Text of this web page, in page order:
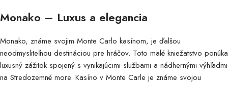
Monako – Luxus a elegancia
Monako, známe svojim Monte Carlo kasínom, je ďalšou
neodmysliteľnou destináciou pre hráčov. Toto malé kniežatstvo ponúka
luxusný zážitok spojený s vynikajúcimi službami a nádhernými výhľadmi
na Stredozemné more. Kasíno v Monte Carle je známe svojou